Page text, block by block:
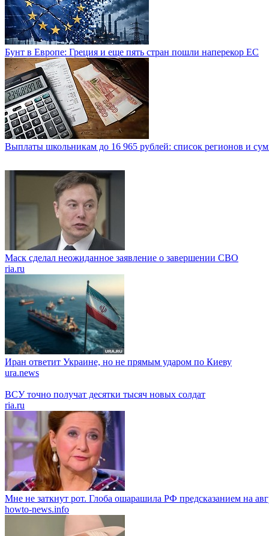
Бунт в Европе: Греция и еще пять стран пошли наперекор ЕС
Выплаты школьникам до 16 965 рублей: список регионов и
Маск сделал неожиданное заявление о завершении СВО
ria.ru
Иран ответит Украине, но не прямым ударом по Киеву
ura.news
ВСУ точно получат десятки тысяч новых солдат
ria.ru
Мне не заткнут рот. Глоба ошарашила РФ предсказанием на
howto-news.info